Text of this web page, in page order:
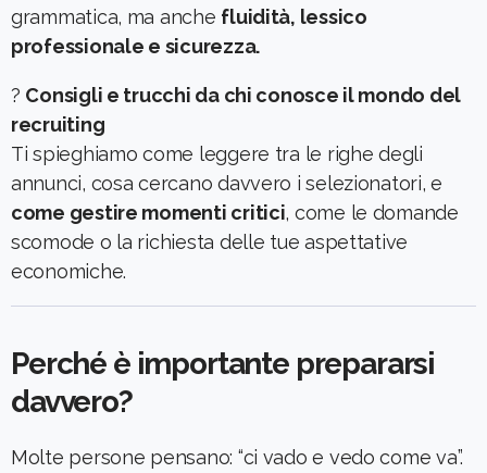
grammatica, ma anche fluidità, lessico
professionale e sicurezza.
? Consigli e trucchi da chi conosce il mondo del
recruiting
Ti spieghiamo come leggere tra le righe degli
annunci, cosa cercano davvero i selezionatori, e
come gestire momenti critici, come le domande
scomode o la richiesta delle tue aspettative
economiche.
Perché è importante prepararsi
davvero?
Molte persone pensano: “ci vado e vedo come va”.